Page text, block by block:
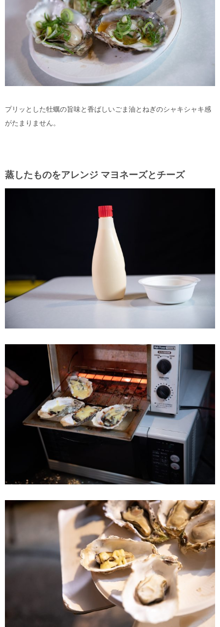
プリッとした牡蠣の旨味と香ばしいごま油とねぎのシャキシャキ感
がたまりません。
蒸したものをアレンジ マヨネーズとチーズ